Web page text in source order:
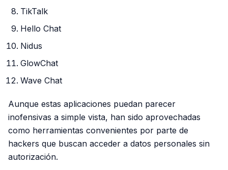
TikTalk
Hello Chat
Nidus
GlowChat
Wave Chat
Aunque estas aplicaciones puedan parecer
inofensivas a simple vista, han sido aprovechadas
como herramientas convenientes por parte de
hackers que buscan acceder a datos personales sin
autorización.